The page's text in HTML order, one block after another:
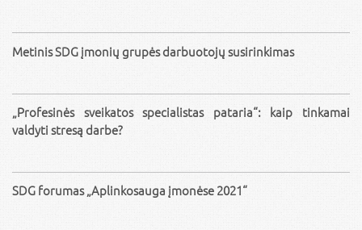
Metinis SDG įmonių grupės darbuotojų susirinkimas
„Profesinės sveikatos specialistas pataria“: kaip tinkamai
valdyti stresą darbe?
SDG forumas „Aplinkosauga įmonėse 2021“